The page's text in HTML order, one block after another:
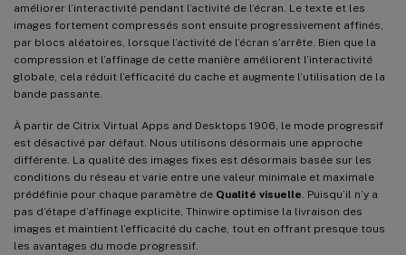
améliorer l’interactivité pendant l’activité de l’écran. Le texte et les
images fortement compressés sont ensuite progressivement affinés,
par blocs aléatoires, lorsque l’activité de l’écran s’arrête. Bien que la
compression et l’affinage de cette manière améliorent l’interactivité
globale, cela réduit l’efficacité du cache et augmente l’utilisation de la
bande passante.
À partir de Citrix Virtual Apps and Desktops 1906, le mode progressif
est désactivé par défaut. Nous utilisons désormais une approche
différente. La qualité des images fixes est désormais basée sur les
conditions du réseau et varie entre une valeur minimale et maximale
prédéfinie pour chaque paramètre de Qualité visuelle . Puisqu’il n’y a
pas d’étape d’affinage explicite, Thinwire optimise la livraison des
images et maintient l’efficacité du cache, tout en offrant presque tous
les avantages du mode progressif.